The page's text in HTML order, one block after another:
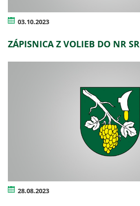
03.10.2023
ZÁPISNICA Z VOLIEB DO NR SR
28.08.2023